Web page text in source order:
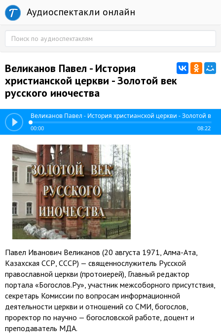
Аудиоспектакли онлайн
Великанов Павел - История
христианской церкви - Золотой век
русского иночества
Великанов Павел - История христианской церкви - Золотой век
00:00 08:22
Павел Иванович Великанов (20 августа 1971, Алма-Ата,
Казахская ССР, СССР) — священнослужитель Русской
православной церкви (протоиерей), Главный редактор
портала «Богослов.Ру», участник межсоборного присутствия,
секретарь Комиссии по вопросам информационной
деятельности церкви и отношений со СМИ, богослов,
проректор по научно — богословской работе, доцент и
преподаватель МДА.